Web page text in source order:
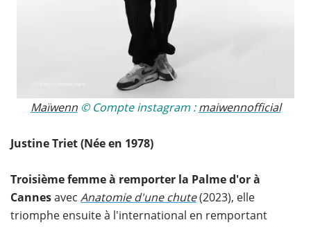
Maïwenn​ © Compte instagram :maiwennofficial
Justine Triet (Née en 1978)
Troisième femme à remporter la Palme d'or à
Cannesavec Anatomie d'une chute(2023), elle
triomphe ensuite à l'international en remportant